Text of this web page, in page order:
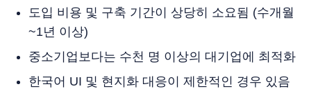
도입 비용 및 구축 기간이 상당히 소요됨 (수개월
~1년 이상)
중소기업보다는 수천 명 이상의 대기업에 최적화
한국어 UI 및 현지화 대응이 제한적인 경우 있음